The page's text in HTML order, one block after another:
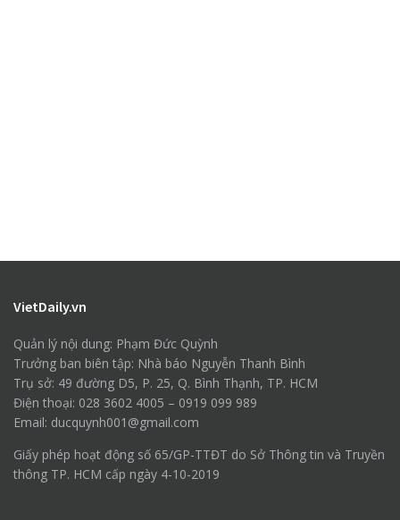
VietDaily.vn
Quản lý nội dung: Phạm Đức Quỳnh
Trưởng ban biên tập: Nhà báo Nguyễn Thanh Bình
Trụ sở: 49 đường D5, P. 25, Q. Bình Thạnh, TP. HCM
Điện thoại: 028 3602 4005 – 0919 099 989
Email: ducquynh001@gmail.com
Giấy phép hoạt động số 65/GP-TTĐT do Sở Thông tin và Truyền
thông TP. HCM cấp ngày 4-10-2019